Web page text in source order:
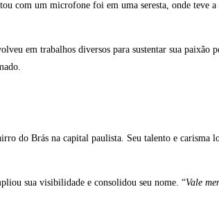
com um microfone foi em uma seresta, onde teve
em trabalhos diversos para sustentar sua
do Brás na capital paulista. Seu talento e carisma
sua visibilidade e consolidou seu nome. “Vale